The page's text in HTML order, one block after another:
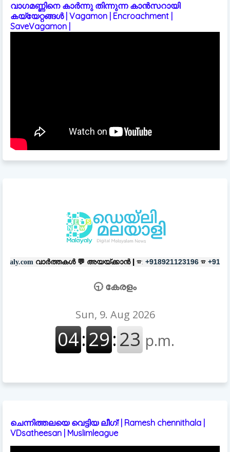
വാഗമണ്ണിനെ കാർന്നു തിന്നുന്ന കാൻസറായി
കയ്യേറ്റങ്ങൾ | Vagamon | Encroachment |
SaveVagamon |
💬അയയ്ക്കാൻ | ☎: +918921123196 ☎ +918606657037
🕤 കേരളം
ചെന്നിത്തലയെ വെട്ടിയ ലീഗ്! | Ramesh chennithala |
VDsatheesan | Muslimleague